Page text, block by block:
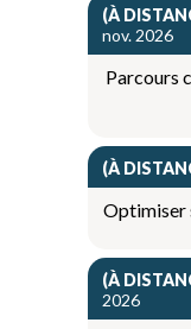
(À
nov. 2026
Parcours
(À
Optimiser
(À
2026